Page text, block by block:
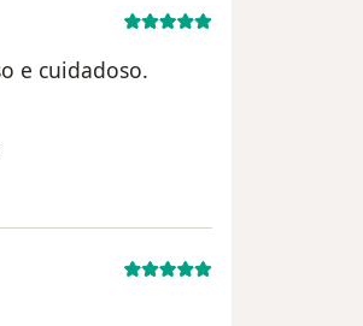
e cuidadoso.
Anônimo